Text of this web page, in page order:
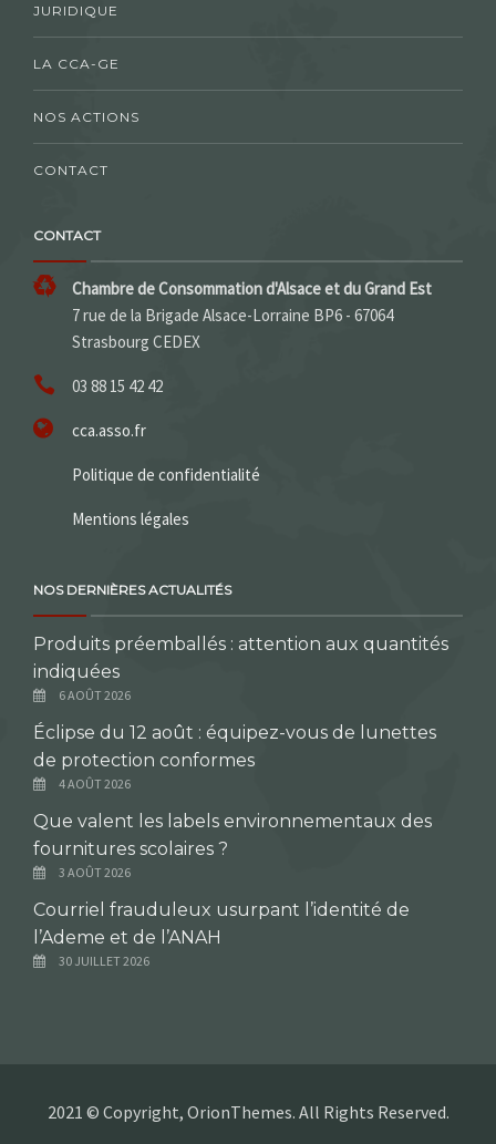
JURIDIQUE
LA CCA-GE
NOS ACTIONS
CONTACT
CONTACT
Chambre de Consommation d'Alsace et du Grand Est
7 rue de la Brigade Alsace-Lorraine BP6 - 67064
Strasbourg CEDEX
03 88 15 42 42
cca.asso.fr
Politique de confidentialité
Mentions légales
NOS DERNIÈRES ACTUALITÉS
Produits préemballés : attention aux quantités
indiquées
6 AOÛT 2026
Éclipse du 12 août : équipez-vous de lunettes
de protection conformes
4 AOÛT 2026
Que valent les labels environnementaux des
fournitures scolaires ?
3 AOÛT 2026
Courriel frauduleux usurpant l’identité de
l’Ademe et de l’ANAH
30 JUILLET 2026
2021 © Copyright, OrionThemes. All Rights Reserved.